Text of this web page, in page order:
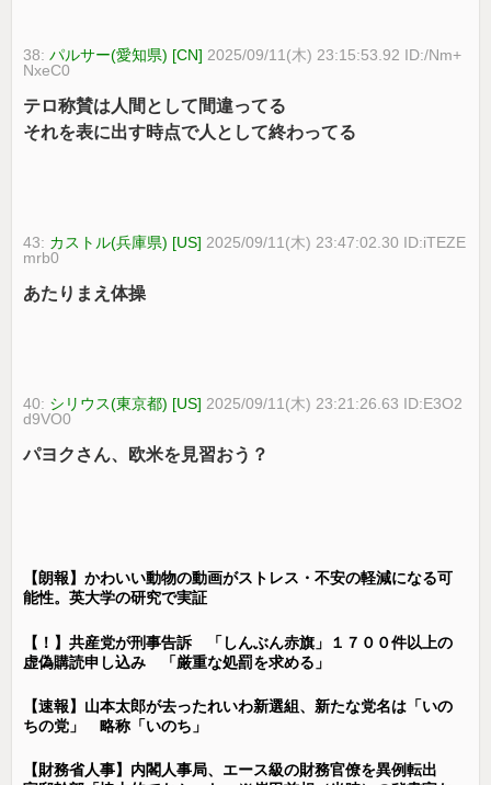
38:パルサー(愛知県) [CN] 2025/09/11(木) 23:15:53.92 ID:/Nm+
NxeC0
テロ称賛は人間として間違ってる
それを表に出す時点で人として終わってる
43: カストル(兵庫県) [US] 2025/09/11(木) 23:47:02.30 ID:iTEZE
mrb0
あたりまえ体操
40: シリウス(東京都) [US] 2025/09/11(木) 23:21:26.63 ID:E3O2
d9VO0
パヨクさん、欧米を見習おう？
【朗報】かわいい動物の動画がストレス・不安の軽減になる可
能性。英大学の研究で実証
【！】共産党が刑事告訴 「しんぶん赤旗」１７００件以上の
虚偽購読申し込み 「厳重な処罰を求める」
【速報】山本太郎が去ったれいわ新選組、新たな党名は「いの
ちの党」 略称「いのち」
【財務省人事】内閣人事局、エース級の財務官僚を異例転出